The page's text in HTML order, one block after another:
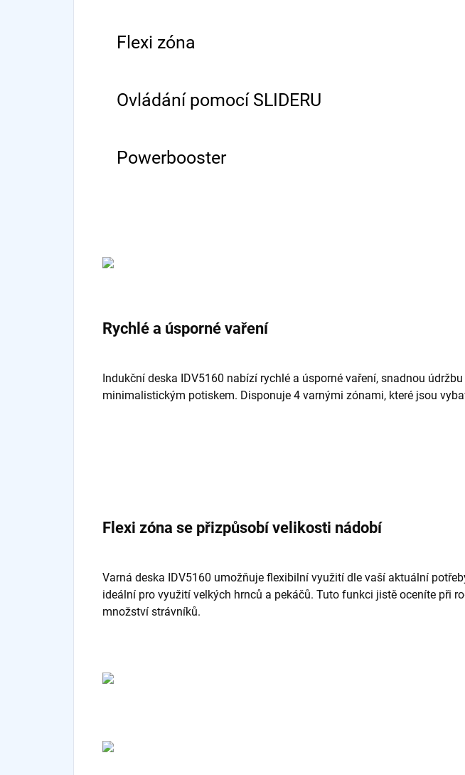
Flexi zóna
Ovládání pomocí SLIDERU
Powerbooster
Rychlé a úsporné vaření
Indukční deska IDV5160 nabízí rychlé a úsporné vaření, snadnou
minimalistickým potiskem. Disponuje 4 varnými zónami, které jsou
Flexi zóna se přizpůsobí velikosti nádobí
Varná deska IDV5160 umožňuje flexibilní využití dle vaší aktuální
ideální pro využití velkých hrnců a pekáčů. Tuto funkci jistě oceníte při
množství strávníků.